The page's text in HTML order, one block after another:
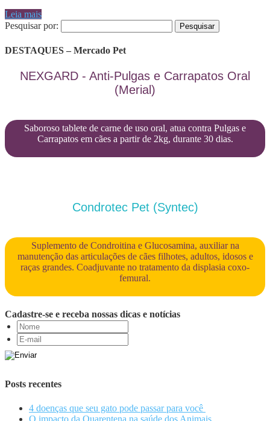
Leia mais
Pesquisar por:
DESTAQUES – Mercado Pet
NEXGARD - Anti-Pulgas e Carrapatos Oral
(Merial)
Saboroso tablete de carne de uso oral, atua contra Pulgas e
Carrapatos em cães a partir de 2kg, durante 30 dias.
Condrotec Pet (Syntec)
Suplemento de Condroitina e Glucosamina, auxiliar na
manutenção das articulações de cães filhotes, adultos, idosos e
raças grandes. Coadjuvante no tratamento da displasia coxo-
femural.
Cadastre-se e receba nossas dicas e notícias
Posts recentes
4 doenças que seu gato pode passar para você
O impacto da Quarentena na saúde dos Animais